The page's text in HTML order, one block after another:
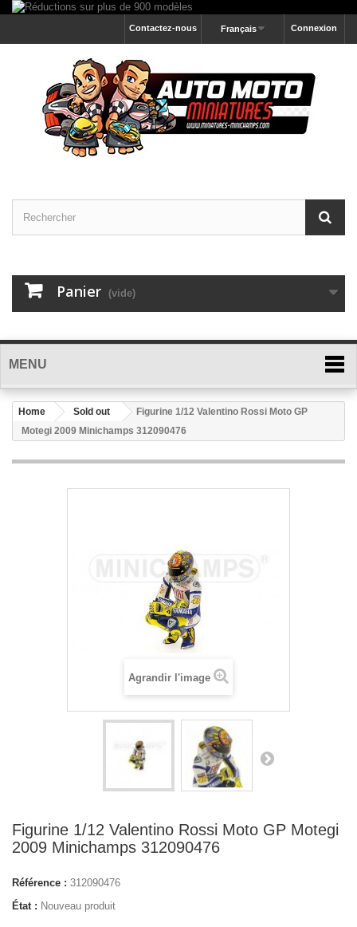
Connexion
Français
Contactez-nous
Panier (vide)
MENU
Home Sold out
Figurine 1/12 Valentino Rossi Moto GP
Motegi 2009 Minichamps 312090476
Agrandir l'image
Figurine 1/12 Valentino Rossi Moto GP Motegi
2009 Minichamps 312090476
Référence : 312090476
État : Nouveau produit